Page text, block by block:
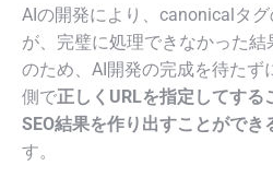
AIの開発により、canonicalタ
が、完璧に処理できなかった
のため、AI開発の完成を待たず
側で正しくURLを指定してす
SEO結果を作り出すことができ
す。